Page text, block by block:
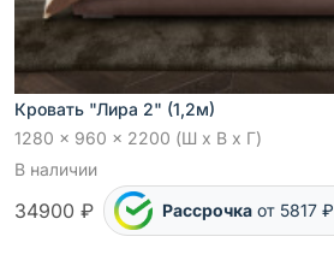
Кровать "Лира 2" (1,2м)
1280 x 960 x 2200 (Ш x В x Г)
В наличии
34900 ₽ Рассрочка от 5817 ₽